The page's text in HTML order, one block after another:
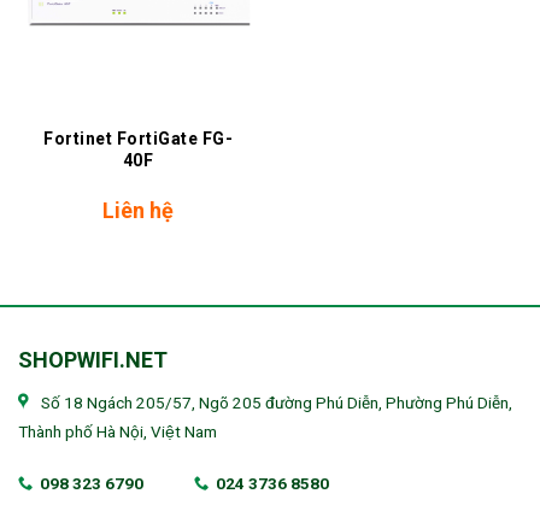
Fortinet FortiGate FG-
40F
Liên hệ
SHOPWIFI.NET
Số 18 Ngách 205/57, Ngõ 205 đường Phú Diễn, Phường Phú Diễn,
Thành phố Hà Nội, Việt Nam
098 323 6790 024 3736 8580